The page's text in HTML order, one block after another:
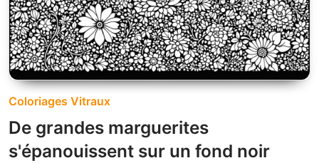
Coloriages Vitraux
De grandes marguerites
s'épanouissent sur un fond noir